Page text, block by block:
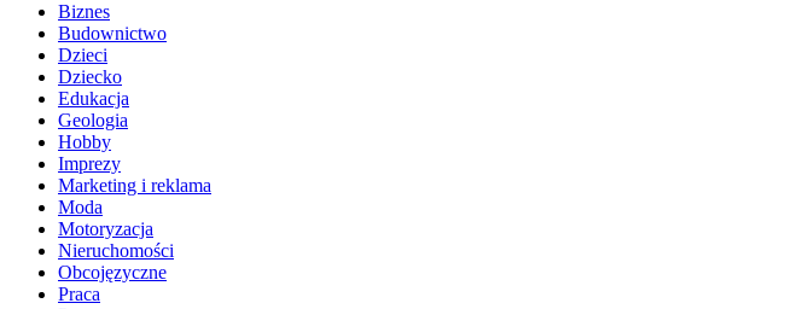
Biznes
Budownictwo
Dzieci
Dziecko
Edukacja
Geologia
Hobby
Imprezy
Marketing i reklama
Moda
Motoryzacja
Nieruchomości
Obcojęzyczne
Praca